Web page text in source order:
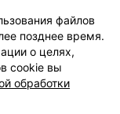
Партнеры
файлов
позднее время.
о целях,
cookie вы
обработки